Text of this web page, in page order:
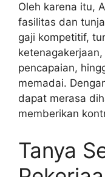
Oleh karena itu,
fasilitas dan
gaji kompetitif,
pencapaian,
memadai.
dapat merasa
memberikan
Tanya